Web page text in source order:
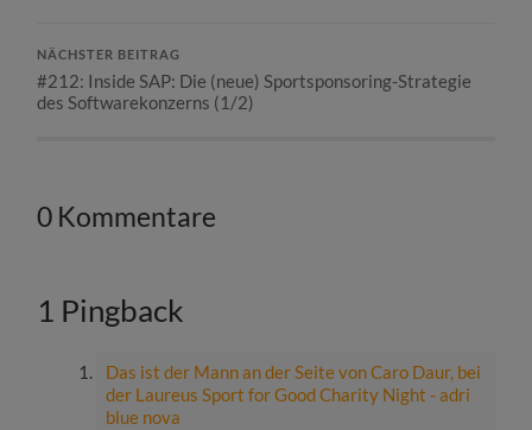
NÄCHSTER BEITRAG
#212: Inside SAP: Die (neue) Sportsponsoring-Strategie
des Softwarekonzerns (1/2)
0 Kommentare
1 Pingback
Das ist der Mann an der Seite von Caro Daur, bei
der Laureus Sport for Good Charity Night - adri
blue nova